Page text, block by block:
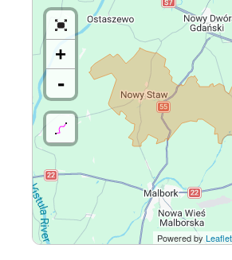
+
-
Powered by Leaflet